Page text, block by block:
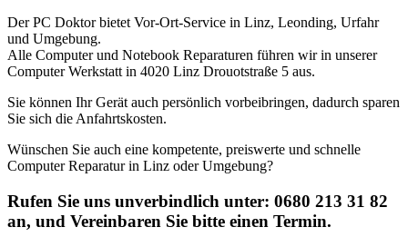
Der PC Doktor bietet Vor-Ort-Service in Linz, Leonding, Urfahr
und Umgebung.
Alle Computer und Notebook Reparaturen führen wir in unserer
Computer Werkstatt in 4020 Linz Drouotstraße 5 aus.
Sie können Ihr Gerät auch persönlich vorbeibringen, dadurch sparen
Sie sich die Anfahrtskosten.
Wünschen Sie auch eine kompetente, preiswerte und schnelle
Computer Reparatur in Linz oder Umgebung?
Rufen Sie uns unverbindlich unter: 0680 213 31 82
an, und Vereinbaren Sie bitte einen Termin.